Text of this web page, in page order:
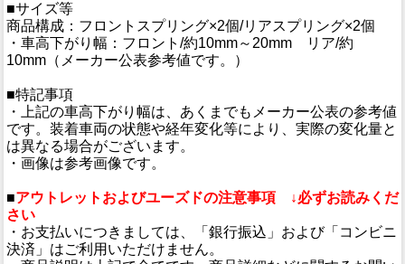
■サイズ等
商品構成：フロントスプリング×2個/リアスプリング×2個
・車高下がり幅：フロント/約10mm～20mm リア/約
10mm（メーカー公表参考値です。）
■特記事項
・上記の車高下がり幅は、あくまでもメーカー公表の参考値
です。装着車両の状態や経年変化等により、実際の変化量と
は異なる場合がございます。
・画像は参考画像です。
■アウトレットおよびユーズドの注意事項 ↓必ずお読みくだ
さい
・お支払いにつきましては、「銀行振込」および「コンビニ
決済」はご利用いただけません。